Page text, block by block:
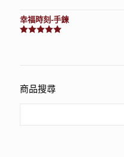
幸福時刻-手鍊
商品搜尋